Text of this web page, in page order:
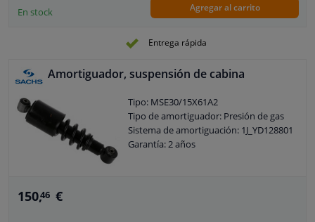
En stock Agregar al carrito
Entrega rápida
Amortiguador, suspensión de cabina
Tipo: MSE30/15X61A2
Tipo de amortiguador: Presión de gas
Sistema de amortiguación: 1J_YD128801
Garantía: 2 años
150,46 €